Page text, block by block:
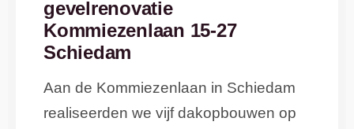
gevelrenovatie
Kommiezenlaan 15-27
Schiedam
Aan de Kommiezenlaan in Schiedam
realiseerden we vijf dakopbouwen op